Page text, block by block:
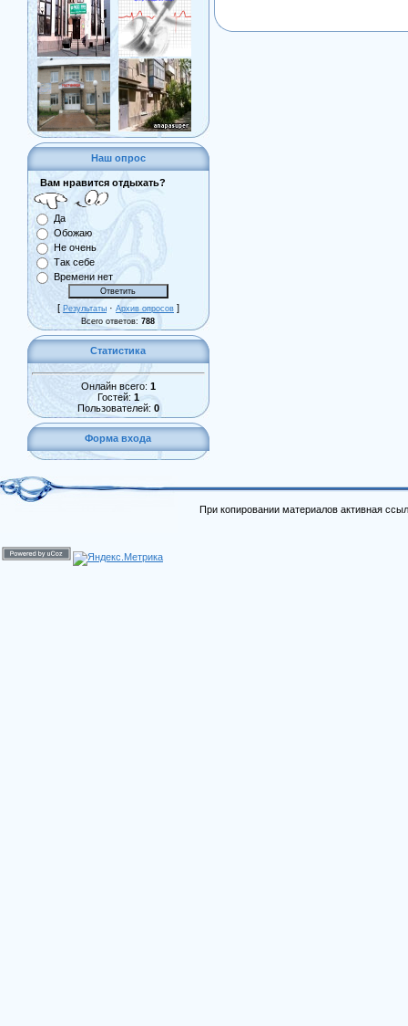
Наш опрос
Вам нравится отдыхать?
Да
Обожаю
Не очень
Так себе
Времени нет
[ Результаты · Архив опросов ]
Всего ответов:788
Статистика
Онлайн всего: 1
Гостей: 1
Пользователей: 0
Форма входа
При копировании материалов активная